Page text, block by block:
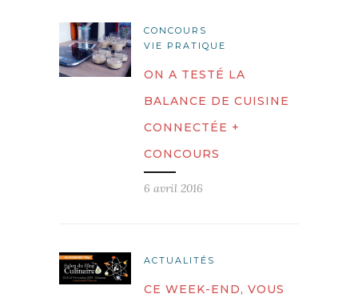
CONCOURS
VIE PRATIQUE
ON A TESTÉ LA
BALANCE DE CUISINE
CONNECTÉE +
CONCOURS
6 avril 2016
ACTUALITÉS
CE WEEK-END, VOUS